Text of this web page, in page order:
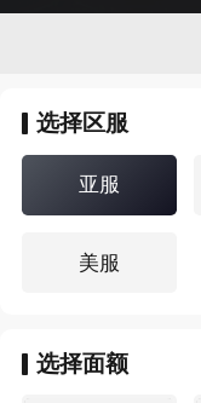
选择区服
亚服
美服
选择面额